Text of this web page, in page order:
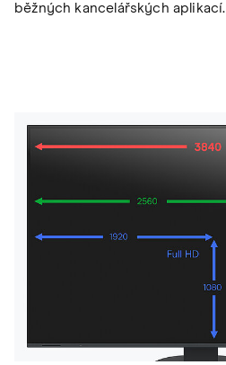
běžných kancelářských aplikací.